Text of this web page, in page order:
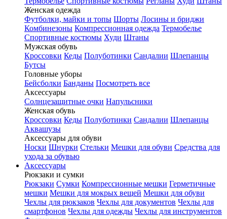
Женская одежда
Футболки, майки и топы Шорты Лосины и бриджи
Комбинезоны Компрессионная одежда Термобелье
Спортивные костюмы Худи Штаны
Мужская обувь
Кроссовки Кеды Полуботинки Сандалии Шлепанцы
Бутсы
Головные уборы
Бейсболки Банданы Посмотреть все
Аксессуары
Солнцезащитные очки Напульсники
Женская обувь
Кроссовки Кеды Полуботинки Сандалии Шлепанцы
Аквашузы
Аксессуары для обуви
Носки Шнурки Стельки Мешки для обуви Средства для
ухода за обувью
Аксессуары
Рюкзаки и сумки
Рюкзаки Сумки Компрессионные мешки Герметичные
мешки Мешки для мокрых вещей Мешки для обуви
Чехлы для рюкзаков Чехлы для документов Чехлы для
смартфонов Чехлы для одежды Чехлы для инструментов